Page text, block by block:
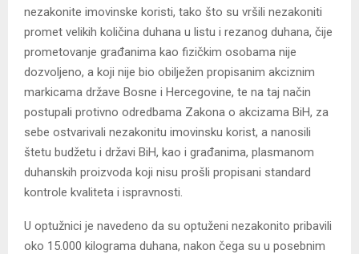
nezakonite imovinske koristi, tako što su vršili nezakoniti
promet velikih količina duhana u listu i rezanog duhana, čije
prometovanje građanima kao fizičkim osobama nije
dozvoljeno, a koji nije bio obilježen propisanim akciznim
markicama države Bosne i Hercegovine, te na taj način
postupali protivno odredbama Zakona o akcizama BiH, za
sebe ostvarivali nezakonitu imovinsku korist, a nanosili
štetu budžetu i državi BiH, kao i građanima, plasmanom
duhanskih proizvoda koji nisu prošli propisani standard
kontrole kvaliteta i ispravnosti.
U optužnici je navedeno da su optuženi nezakonito pribavili
oko 15.000 kilograma duhana, nakon čega su u posebnim